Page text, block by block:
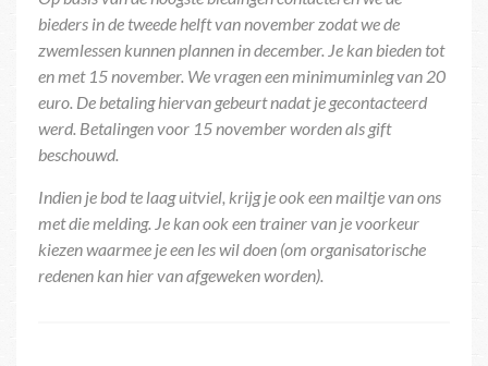
bieders in de tweede helft van november zodat we de
zwemlessen kunnen plannen in december. Je kan bieden tot
en met 15 november. We vragen een minimuminleg van 20
euro. De betaling hiervan gebeurt nadat je gecontacteerd
werd. Betalingen voor 15 november worden als gift
beschouwd.
Indien je bod te laag uitviel, krijg je ook een mailtje van ons
met die melding. Je kan ook een trainer van je voorkeur
kiezen waarmee je een les wil doen (om organisatorische
redenen kan hier van afgeweken worden).